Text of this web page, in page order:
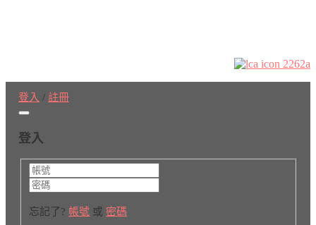
登入 / 註冊
登入
忘記了? 帳號 或 密碼